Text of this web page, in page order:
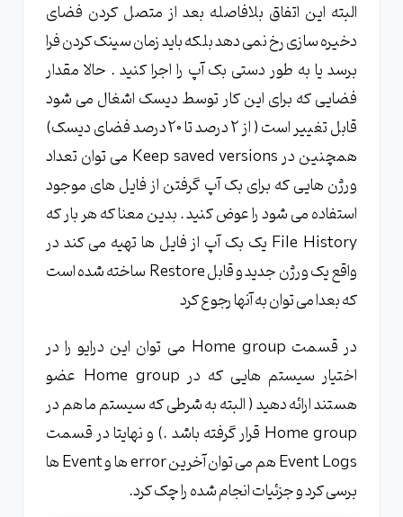
البته این اتفاق بلافاصله بعد از متصل کردن فضای
دخیره سازی رخ نمی دهد بلکه باید زمان سینک کردن فرا
برسد یا به طور دستی بک آپ را اجرا کنید . حالا مقدار
فضایی که برای این کار توسط دیسک اشغال می شود
قابل تغییر است ( از 2 درصد تا 20 درصد فضای دیسک)
همچنین در Keep saved versions می توان تعداد
ورژن هایی که برای بک آپ گرفتن از فایل های موجود
استفاده می شود را عوض کنید . بدین معنا که هر بار که
File History یک بک آپ از فایل ها تهیه می کند در
واقع یک ورژن جدید و قابل Restore ساخته شده است
که بعدا می توان به آنها رجوع کرد
در قسمت Home group می توان این درایو را در
اختیار سیستم هایی که در Home group عضو
هستند ارائه دهید ( البته به شرطی که سیستم ما هم در
Home group قرار گرفته باشد .) و نهایتا در قسمت
Event Logs هم می توان آخرین error ها و Event ها
برسی کرد و جزئیات انجام شده را چک کرد.